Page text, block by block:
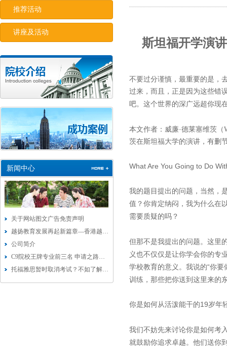
推荐活动
讲座及活动
新闻中心
关于网站图文广告免责声明
越扬教育发展再起新篇章—香港越扬教育科技有限公司成立
公司简介
C9院校王牌专业前三名 申请之路也狂焦虑？
托福雅思暂时取消考试？不如了解下Duolingo多邻国考试
斯坦福开学演
不要过分谨慎，最重要的是，
过来，而且，正是因为这些错
吧。这个世界的深广远超你现
本文作者：威廉·德莱塞维茨（
茨在斯坦福大学的演讲，有删
What Are You Going to Do
我的题目提出的问题，当然，
值？你肯定纳闷，我为什么在
需要质疑的吗？
但那不是我提出的问题。这里
义也不仅仅是让你学会你的专
学校教育的意义。我说的“你
训练，那些把你送到这里来的
你是如何从活泼能干的19岁年
我们不妨先来讨论你是如何考
就鼓励你追求卓越。他们送你